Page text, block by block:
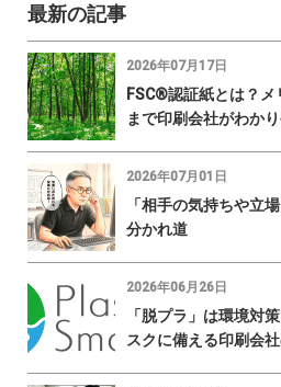
最新の記事
2026年07月17日
FSC®認証紙とは？
まで印刷会社がわか
2026年07月01日
「相手の気持ちや立
分かれ道
2026年06月26日
「脱プラ」は環境対
スクに備える印刷会